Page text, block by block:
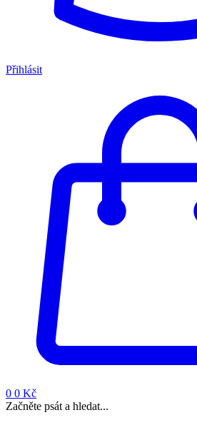
Přihlásit
0 0 Kč
Začněte psát a hledat...